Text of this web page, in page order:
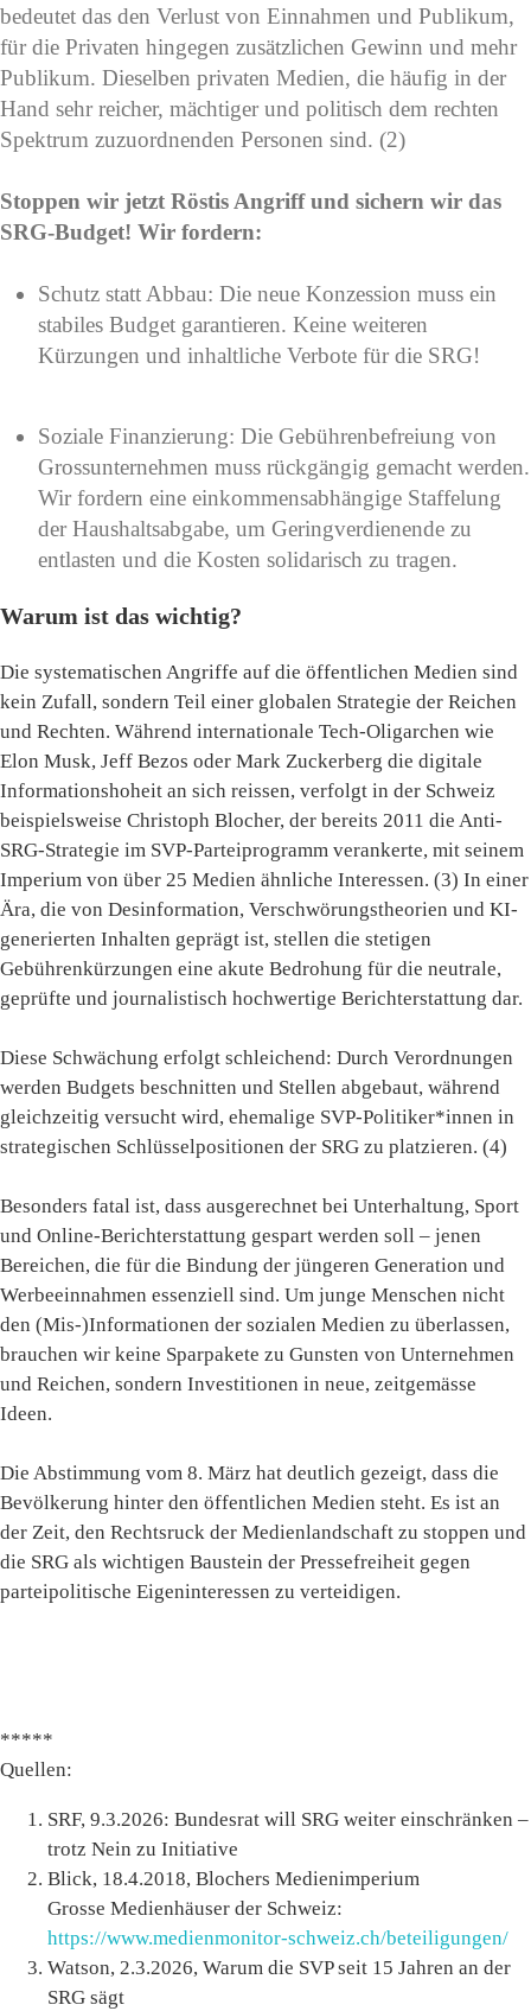
bedeutet das den Verlust von Einnahmen und Publikum,
für die Privaten hingegen zusätzlichen Gewinn und mehr
Publikum. Dieselben privaten Medien, die häufig in der
Hand sehr reicher, mächtiger und politisch dem rechten
Spektrum zuzuordnenden Personen sind. (2)
Stoppen wir jetzt Röstis Angriff und sichern wir das
SRG-Budget! Wir fordern:
Schutz statt Abbau: Die neue Konzession muss ein
stabiles Budget garantieren. Keine weiteren
Kürzungen und inhaltliche Verbote für die SRG!
Soziale Finanzierung: Die Gebührenbefreiung von
Grossunternehmen muss rückgängig gemacht werden.
Wir fordern eine einkommensabhängige Staffelung
der Haushaltsabgabe, um Geringverdienende zu
entlasten und die Kosten solidarisch zu tragen.
Warum ist das wichtig?
Die systematischen Angriffe auf die öffentlichen Medien sind
kein Zufall, sondern Teil einer globalen Strategie der Reichen
und Rechten. Während internationale Tech-Oligarchen wie
Elon Musk, Jeff Bezos oder Mark Zuckerberg die digitale
Informationshoheit an sich reissen, verfolgt in der Schweiz
beispielsweise Christoph Blocher, der bereits 2011 die Anti-
SRG-Strategie im SVP-Parteiprogramm verankerte, mit seinem
Imperium von über 25 Medien ähnliche Interessen. (3) In einer
Ära, die von Desinformation, Verschwörungstheorien und KI-
generierten Inhalten geprägt ist, stellen die stetigen
Gebührenkürzungen eine akute Bedrohung für die neutrale,
geprüfte und journalistisch hochwertige Berichterstattung dar.
Diese Schwächung erfolgt schleichend: Durch Verordnungen
werden Budgets beschnitten und Stellen abgebaut, während
gleichzeitig versucht wird, ehemalige SVP-Politiker*innen in
strategischen Schlüsselpositionen der SRG zu platzieren. (4)
Besonders fatal ist, dass ausgerechnet bei Unterhaltung, Sport
und Online-Berichterstattung gespart werden soll – jenen
Bereichen, die für die Bindung der jüngeren Generation und
Werbeeinnahmen essenziell sind. Um junge Menschen nicht
den (Mis-)Informationen der sozialen Medien zu überlassen,
brauchen wir keine Sparpakete zu Gunsten von Unternehmen
und Reichen, sondern Investitionen in neue, zeitgemässe
Ideen.
Die Abstimmung vom 8. März hat deutlich gezeigt, dass die
Bevölkerung hinter den öffentlichen Medien steht. Es ist an
der Zeit, den Rechtsruck der Medienlandschaft zu stoppen und
die SRG als wichtigen Baustein der Pressefreiheit gegen
parteipolitische Eigeninteressen zu verteidigen.
*****
Quellen:
SRF, 9.3.2026: Bundesrat will SRG weiter einschränken –
trotz Nein zu Initiative
Blick, 18.4.2018, Blochers Medienimperium
Grosse Medienhäuser der Schweiz:
https://www.medienmonitor-schweiz.ch/beteiligungen/
Watson, 2.3.2026, Warum die SVP seit 15 Jahren an der
SRG sägt